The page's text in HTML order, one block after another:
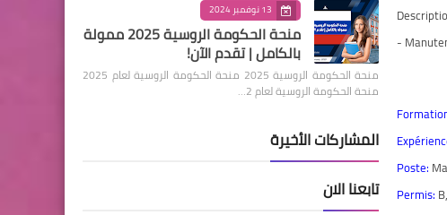
-
Poste:
Permis: B,
13 نوفمبر 2024
منحة الحكومة الروسية 2025 ممولة
بالكامل | تقدم الآن!
منحة الحكومة الروسية 2025 منحة الحكومة الروسية لعام 2025
منحة الحكومة الروسية لعام 2…
المشاركات الأخيرة
تابعنا الان